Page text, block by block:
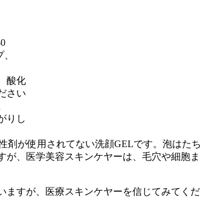
酸化
さい
りし
使用されてない洗顔GELです。泡はたち
、医学美容スキンケヤーは、毛穴や細胞
すが、医療スキンケヤーを信じてみてく